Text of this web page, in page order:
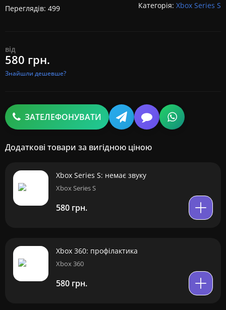
Переглядів: 499
Категорія: Xbox Series S
від
580 грн.
Знайшли дешевше?
ЗАТЕЛЕФОНУВАТИ
Додаткові товари за вигідною ціною
Xbox Series S: немає звуку
Xbox Series S
580 грн.
Xbox 360: профілактика
Xbox 360
580 грн.